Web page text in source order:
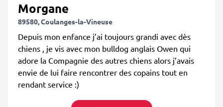
Morgane
89580, Coulanges-la-Vineuse
Depuis mon enfance j’ai toujours grandi avec dès
chiens , je vis avec mon bulldog anglais Owen qui
adore la Compagnie des autres chiens alors j’avais
envie de lui faire rencontrer des copains tout en
rendant service :)